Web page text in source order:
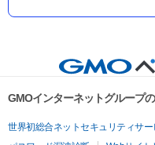
GMOインターネットグループ
世界初総合ネットセキュリティサー